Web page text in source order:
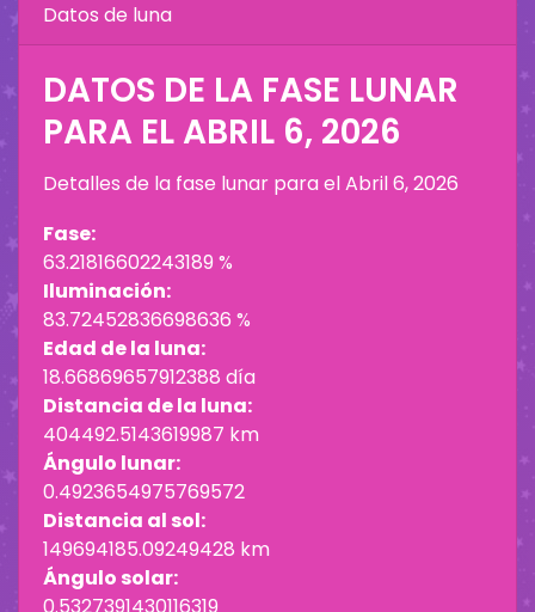
Datos de luna
DATOS DE LA FASE LUNAR
PARA EL ABRIL 6, 2026
Detalles de la fase lunar para elAbril 6, 2026
Fase:
63.21816602243189 %
Iluminación:
83.72452836698636 %
Edad de la luna:
18.66869657912388 día
Distancia de la luna:
404492.5143619987 km
Ángulo lunar:
0.4923654975769572
Distancia al sol:
149694185.09249428 km
Ángulo solar: